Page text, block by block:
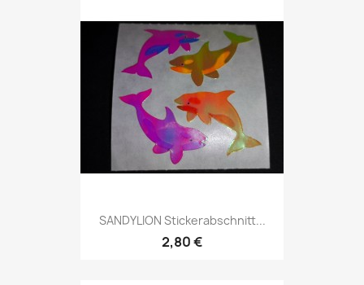
SANDYLION Stickerabschnitt...
2,80 €